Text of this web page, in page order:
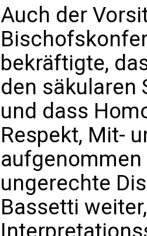
Auch der
bekräftigte,
den säkularen
und dass
Respekt, Mit-
ungerechte
Bassetti